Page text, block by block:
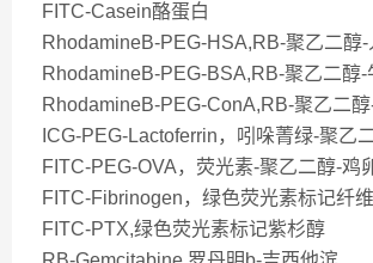
FITC-Casein酪蛋白
RhodamineB-PEG-HSA,RB-聚乙二醇-
RhodamineB-PEG-BSA,RB-聚乙二醇-
RhodamineB-PEG-ConA,RB-聚乙二
ICG-PEG-Lactoferrin，吲哚菁绿-聚乙
FITC-PEG-OVA，荧光素-聚乙二醇-鸡
FITC-Fibrinogen，绿色荧光素标记纤
FITC-PTX,绿色荧光素标记紫杉醇